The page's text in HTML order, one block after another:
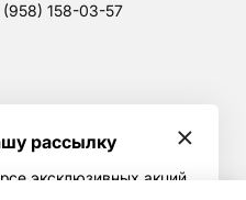
Свердловский тракт,
8 (958) 158-03-57
рассылку
эксклюзивных акций